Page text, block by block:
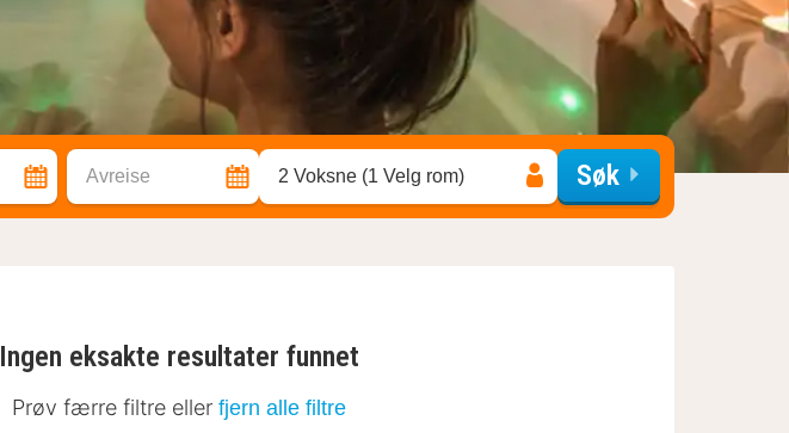
Avreise 2 Voksne (1 Velg rom) Søk
Ingen eksakte resultater funnet
Prøv færre filtre ellerfjern alle filtre